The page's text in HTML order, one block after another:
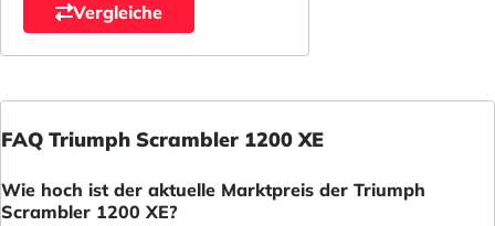
Vergleiche
FAQ Triumph Scrambler 1200 XE
Wie hoch ist der aktuelle Marktpreis der Triumph
Scrambler 1200 XE?